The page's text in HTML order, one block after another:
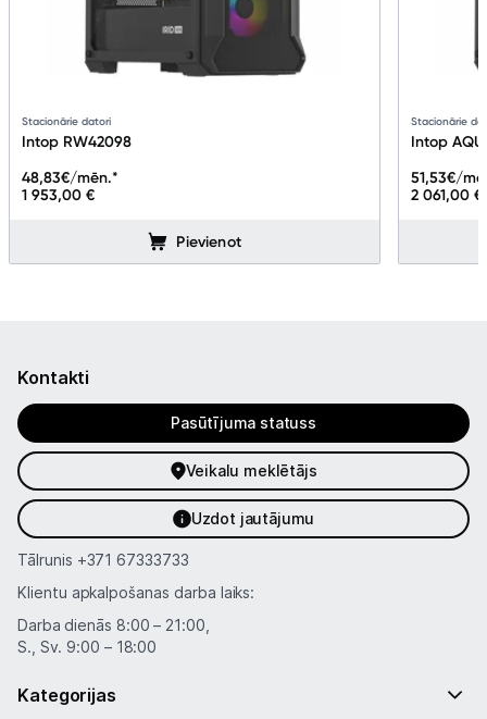
Stacionārie datori
Intop RW42098
1 953,00 €
48,83€/mēn.*
Pievienot
Stacionārie
Intop
2 061,00 €
51,53€/
Kontakti
Pasūtījuma statuss
Veikalu meklētājs
Uzdot jautājumu
Tālrunis +371 67333733
Klientu apkalpošanas darba laiks:
Darba dienās 8:00 – 21:00,
S., Sv. 9:00 – 18:00
Kategorijas